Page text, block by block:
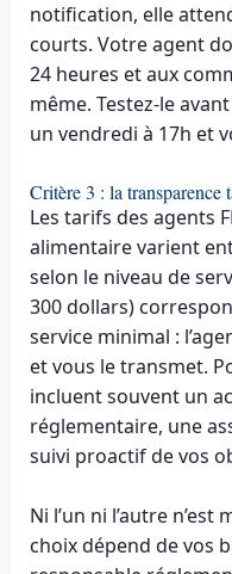
notification, elle
courts. Votre agent
24 heures et aux
même. Testez-le
un vendredi à 17h et
Critère 3 : la transparence
Les tarifs des agents
alimentaire varient
selon le niveau de
300 dollars)
service minimal :
et vous le transmet.
incluent souvent un
réglementaire, une
suivi proactif de vos
Ni l’un ni l’autre
choix dépend de vos